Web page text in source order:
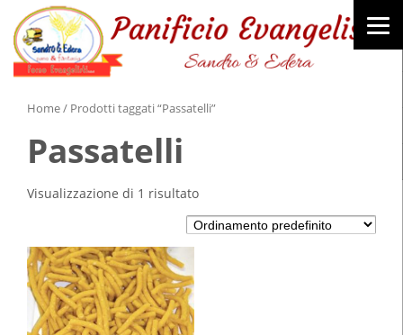
Home/ Prodotti taggati “Passatelli”
Passatelli
Visualizzazione di 1 risultato